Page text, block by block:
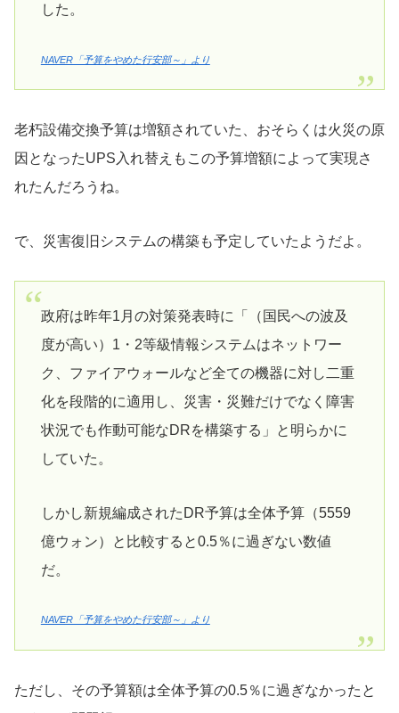
した。
NAVER「予算をやめた行安部～」より
老朽設備交換予算は増額されていた、おそらくは火災の原
因となったUPS入れ替えもこの予算増額によって実現さ
れたんだろうね。
で、災害復旧システムの構築も予定していたようだよ。
政府は昨年1月の対策発表時に「（国民への波及
度が高い）1・2等級情報システムはネットワー
ク、ファイアウォールなど全ての機器に対し二重
化を段階的に適用し、災害・災難だけでなく障害
状況でも作動可能なDRを構築する」と明らかに
していた。
しかし新規編成されたDR予算は全体予算（5559
億ウォン）と比較すると0.5％に過ぎない数値
だ。
NAVER「予算をやめた行安部～」より
ただし、その予算額は全体予算の0.5％に過ぎなかったと